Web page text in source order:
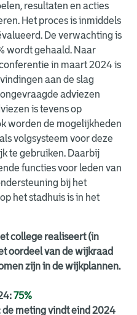
resultaten en acties
Het proces is inmiddels
De verwachting is
wordt gehaald. Naar
in maart 2024 is
aan de slag
adviezen
is tevens op
worden de mogelijkheden
volgsysteem voor deze
te gebruiken. Daarbij
functies voor leden van
bij het
het stadhuis is in het
college realiseert (in
oordeel van de wijkraad
zijn in de wijkplannen.
75%
de meting vindt eind 2024